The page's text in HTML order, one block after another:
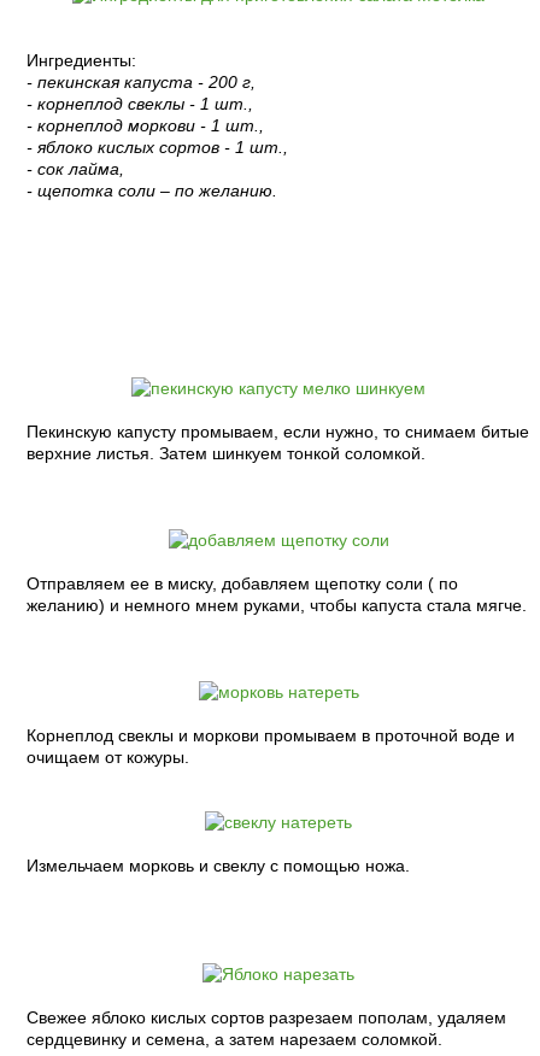
Ингредиенты:
- пекинская капуста - 200 г,
- корнеплод свеклы - 1 шт.,
- корнеплод моркови - 1 шт.,
- яблоко кислых сортов - 1 шт.,
- сок лайма,
- щепотка соли – по желанию.
Пекинскую капусту промываем, если нужно, то снимаем битые
верхние листья. Затем шинкуем тонкой соломкой.
Отправляем ее в миску, добавляем щепотку соли ( по
желанию) и немного мнем руками, чтобы капуста стала мягче.
Корнеплод свеклы и моркови промываем в проточной воде и
очищаем от кожуры.
Измельчаем морковь и свеклу с помощью ножа.
Свежее яблоко кислых сортов разрезаем пополам, удаляем
сердцевинку и семена, а затем нарезаем соломкой.